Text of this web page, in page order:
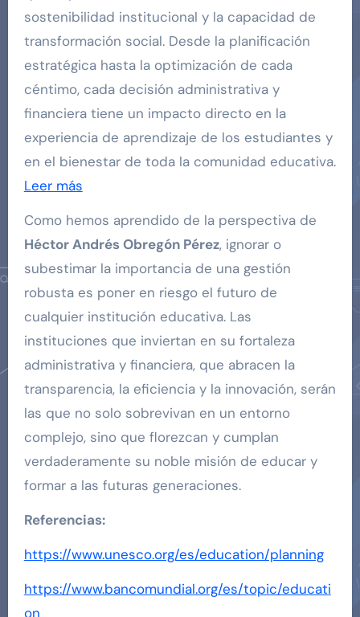
sostenibilidad institucional y la capacidad de
transformación social. Desde la planificación
estratégica hasta la optimización de cada
céntimo, cada decisión administrativa y
financiera tiene un impacto directo en la
experiencia de aprendizaje de los estudiantes y
en el bienestar de toda la comunidad educativa.
Leer más
Como hemos aprendido de la perspectiva de
Héctor Andrés Obregón Pérez, ignorar o
subestimar la importancia de una gestión
robusta es poner en riesgo el futuro de
cualquier institución educativa. Las
instituciones que inviertan en su fortaleza
administrativa y financiera, que abracen la
transparencia, la eficiencia y la innovación, serán
las que no solo sobrevivan en un entorno
complejo, sino que florezcan y cumplan
verdaderamente su noble misión de educar y
formar a las futuras generaciones.
Referencias:
https://www.unesco.org/es/education/planning
https://www.bancomundial.org/es/topic/educati
on